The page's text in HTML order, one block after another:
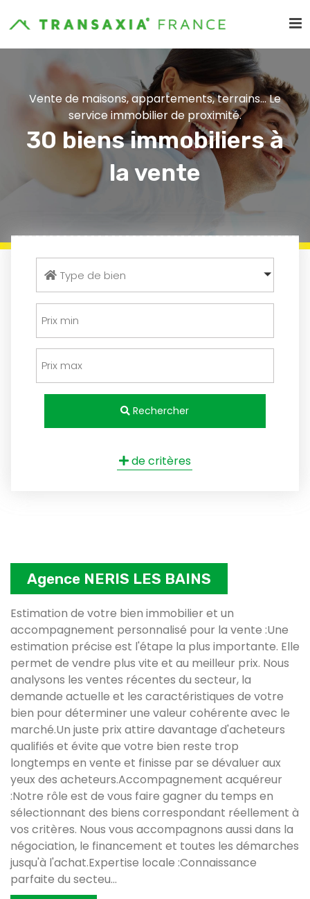
Vente de maisons, appartements, terrains... Le
service immobilier de proximité.
30 biens immobiliers à
la vente
Type de bien
Rechercher
de critères
Agence NERIS LES BAINS
Estimation de votre bien immobilier et un
accompagnement personnalisé pour la vente :Une
estimation précise est l'étape la plus importante. Elle
permet de vendre plus vite et au meilleur prix. Nous
analysons les ventes récentes du secteur, la
demande actuelle et les caractéristiques de votre
bien pour déterminer une valeur cohérente avec le
marché.Un juste prix attire davantage d'acheteurs
qualifiés et évite que votre bien reste trop
longtemps en vente et finisse par se dévaluer aux
yeux des acheteurs.Accompagnement acquéreur
:Notre rôle est de vous faire gagner du temps en
sélectionnant des biens correspondant réellement à
vos critères. Nous vous accompagnons aussi dans la
négociation, le financement et toutes les démarches
jusqu'à l'achat.Expertise locale :Connaissance
parfaite du secteu...